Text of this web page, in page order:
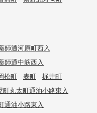
師通河原町西入
師通中筋西入
松町 表町
梶井町
町丸太町通油小路東入
通油小路東入